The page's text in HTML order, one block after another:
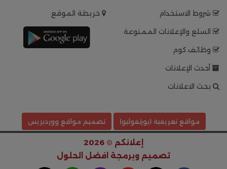
شروط الاستخدام
السلع والإعلانات الممنوعة
وظائف.كوم
أحدث الإعلانات
بحث الاعلانات
خريطة الموقع
مواقع تعريفية (بورتفوليو) تصميم مواقع ووردبريس
إعلانكم © 2026
تصميم وبرمجة افضل الحلول